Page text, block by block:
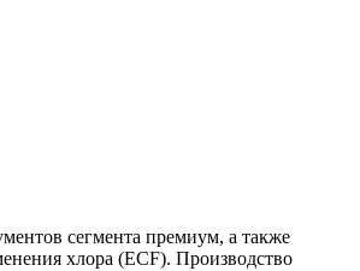
сегмента премиум, а также
хлора (ECF). Производство